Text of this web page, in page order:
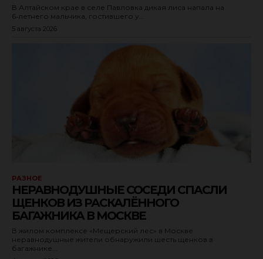
В Алтайском крае в селе Павловка дикая лиса напала на
6‑летнего мальчика, гостившего у...
5 августа 2026
РАЗНОЕ
НЕРАВНОДУШНЫЕ СОСЕДИ СПАСЛИ
ЩЕНКОВ ИЗ РАСКАЛЁННОГО
БАГАЖНИКА В МОСКВЕ
В жилом комплексе «Мещерский лес» в Москве
неравнодушные жители обнаружили шесть щенков в
багажнике...